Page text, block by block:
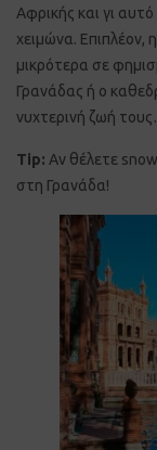
Αφρικής και γι
χειμώνα. Επιπλέον,
μικρότερα σε
Γρανάδας ή ο
νυχτερινή ζωή
Tip: Αν θέλετε
στη Γρανάδα!